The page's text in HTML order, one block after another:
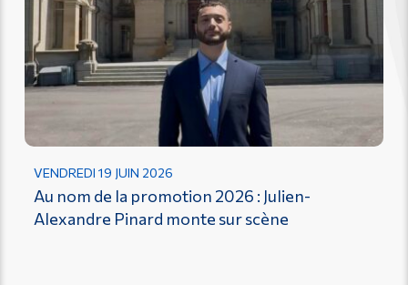
VENDREDI 19 JUIN 2026
Au nom de la promotion 2026 : Julien-
Alexandre Pinard monte sur scène